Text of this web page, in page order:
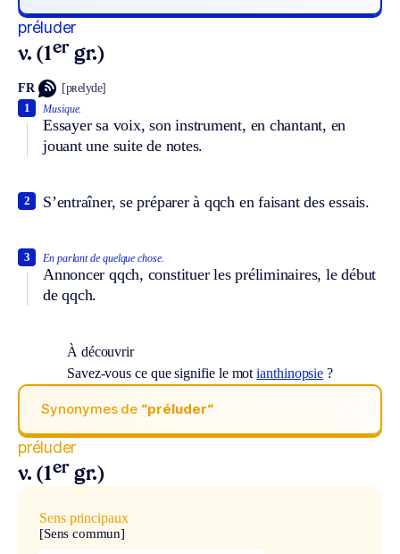
préluder
v. (1er gr.)
FR [pʀelyde]
Musique.
Essayer sa voix, son instrument, en chantant, en
jouant une suite de notes.
1
S’entraîner, se préparer à qqch en faisant des essais.
2
En parlant de quelque chose.
Annoncer qqch, constituer les préliminaires, le début
de qqch.
3
À découvrir
Savez-vous ce que signifie le motianthinopsie ?
Synonymes de “préluder“
préluder
v. (1er gr.)
Sens principaux
[Sens commun]